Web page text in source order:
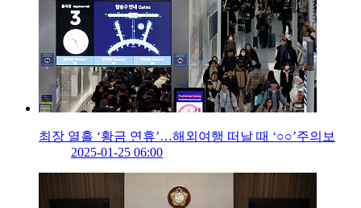
최장 열흘 ‘황금 연휴’…해외여행 떠날 때 ‘○○’주의보
2025-01-25 06:00